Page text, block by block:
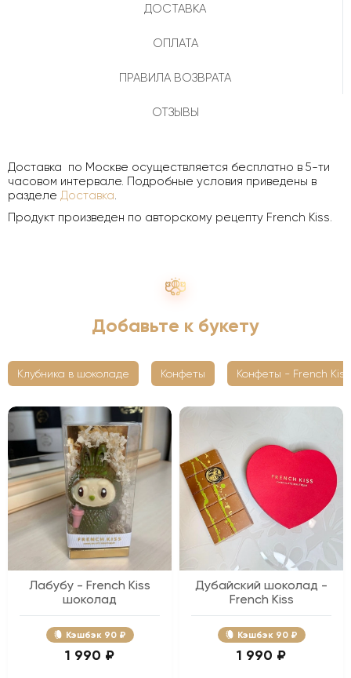
ДОСТАВКА
ОПЛАТА
ПРАВИЛА ВОЗВРАТА
ОТЗЫВЫ
Доставка по Москве осуществляется бесплатно в 5-ти
часовом интервале. Подробные условия приведены в
разделе Доставка.
Продукт произведен по авторскому рецепту French Kiss.
Добавьте к букету
Клубника в шоколаде Конфеты Конфеты - French Kiss
Лабубу - French Kiss
шоколад
Кэшбэк 90 ₽
1 990 ₽
Дубайский шоколад -
French Kiss
Кэшбэк 90 ₽
1 990 ₽